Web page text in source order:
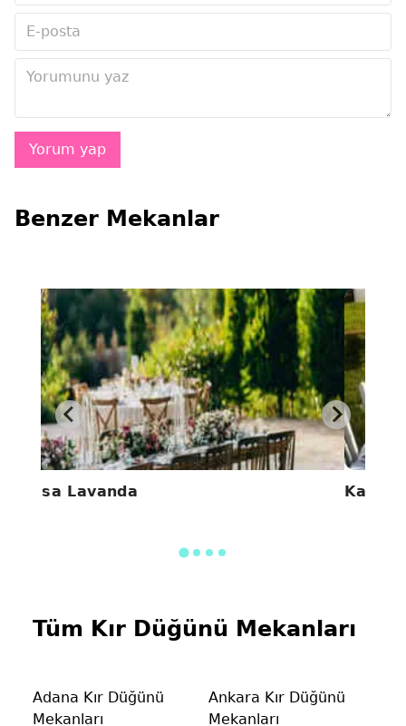
Benzer Mekanlar
Casa Lavanda
Tüm Kır Düğünü Mekanları
Adana Kır Düğünü
Mekanları
Ankara Kır Düğünü
Mekanları